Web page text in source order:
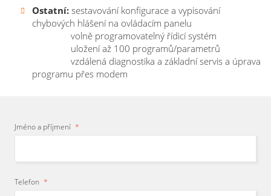
Ostatní:sestavování konfigurace a vypisování
chybových hlášení na ovládacím panelu
volně programovatelný řídicí systém
uložení až 100 programů/parametrů
vzdálená diagnostika a základní servis a úprava
programu přes modem
vám poradím navrhnu
kompletní
balicí linkudle vašich potřeb.
Petr Houdek- Obchodník a jednatel
Jméno a příjmení *
Telefon *